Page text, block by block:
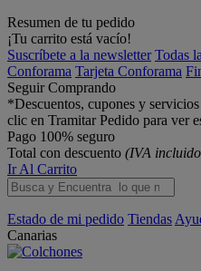
Resumen de tu pedido
¡Tu carrito está vacío!
Suscríbete a la newsletter Todas
Conforama Tarjeta Conforama
Seguir Comprando
*Descuentos, cupones y
clic en Tramitar Pedido para ver
Pago 100% seguro
Total con descuento (IVA
Ir Al Carrito
Estado de mi pedido Tiendas
Canarias